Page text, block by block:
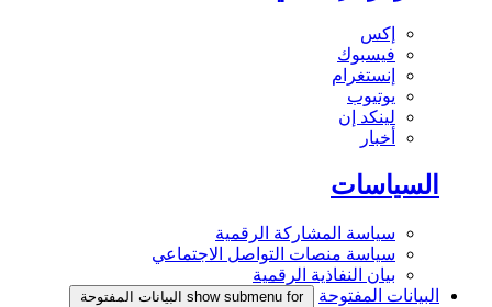
إكس
فيسبوك
إنستغرام
يوتيوب
لينكد إن
أخبار
السياسات
سياسة المشاركة الرقمية
سياسة منصات التواصل الاجتماعي
بيان النفاذية الرقمية
البيانات المفتوحة
show submenu for البيانات المفتوحة